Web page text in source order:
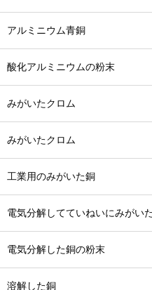
アルミニウム青銅
酸化アルミニウムの粉末
みがいたクロム
みがいたクロム
工業用のみがいた銅
電気分解してていねいにみがい
電気分解した銅の粉末
溶解した銅